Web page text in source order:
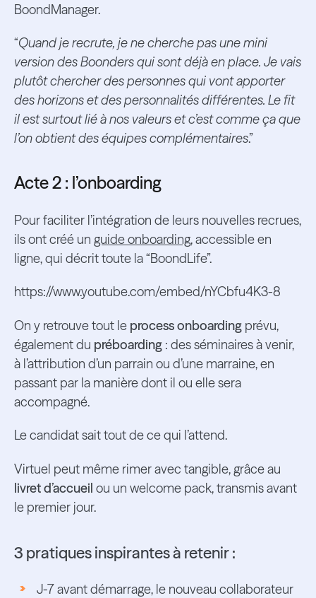
BoondManager.
“Quand je recrute, je ne cherche pas une mini
version des Boonders qui sont déjà en place. Je vais
plutôt chercher des personnes qui vont apporter
des horizons et des personnalités différentes. Le fit
il est surtout lié à nos valeurs et c’est comme ça que
l’on obtient des équipes complémentaires.”
Acte 2 : l’onboarding
Pour faciliter l’intégration de leurs nouvelles recrues,
ils ont créé un guide onboarding, accessible en
ligne, qui décrit toute la “BoondLife”.
https://www.youtube.com/embed/nYCbfu4K3-8
On y retrouve tout le process onboardingprévu,
également du préboarding: des séminaires à venir,
à l’attribution d’un parrain ou d’une marraine, en
passant par la manière dont il ou elle sera
accompagné.
Le candidat sait tout de ce qui l’attend.
Virtuel peut même rimer avec tangible, grâce au
livret d’accueil ou un welcome pack, transmis avant
le premier jour.
3 pratiques inspirantes à retenir :
J-7 avant démarrage, le nouveau collaborateur